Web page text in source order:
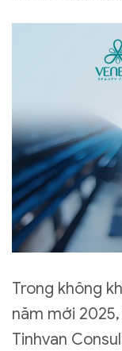
Trong không
năm mới 2025,
Tinhvan